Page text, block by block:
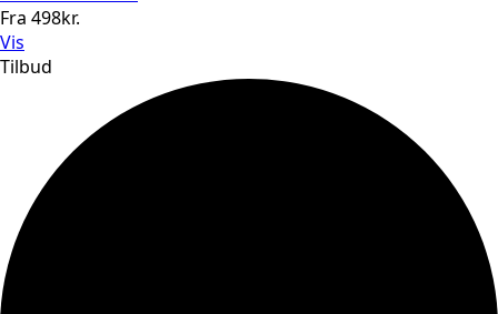
Fra 498kr.
Vis
Tilbud